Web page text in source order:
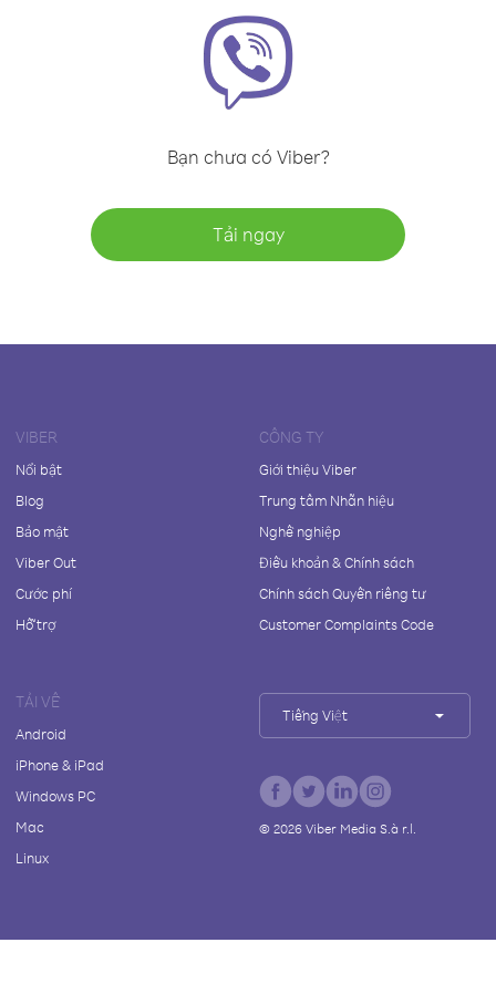
Bạn chưa có Viber?
Tải ngay
VIBER
Nổi bật
Blog
Bảo mật
Viber Out
Cước phí
Hỗ trợ
CÔNG TY
Giới thiệu Viber
Trung tâm Nhãn hiệu
Nghề nghiệp
Điều khoản & Chính sách
Chính sách Quyền riêng tư
Customer Complaints Code
TẢI VỀ
Android
iPhone & iPad
Windows PC
Mac
Linux
Tiếng Việt
© 2026Viber Media S.à r.l.